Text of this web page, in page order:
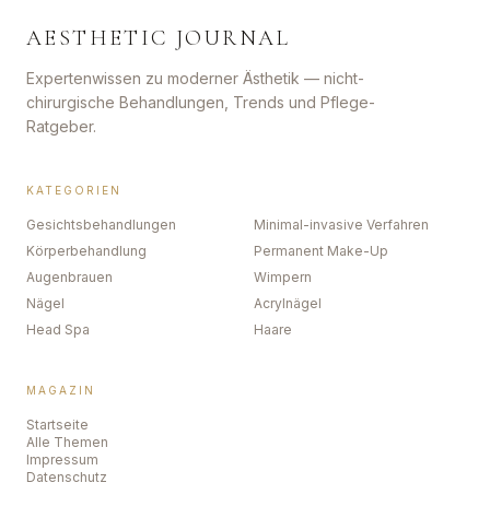
AESTHETIC JOURNAL
Expertenwissen zu moderner Ästhetik — nicht-
chirurgische Behandlungen, Trends und Pflege-
Ratgeber.
KATEGORIEN
Gesichtsbehandlungen
Minimal-invasive Verfahren
Körperbehandlung
Permanent Make-Up
Augenbrauen
Wimpern
Nägel
Acrylnägel
Head Spa
Haare
MAGAZIN
Startseite
Alle Themen
Impressum
Datenschutz